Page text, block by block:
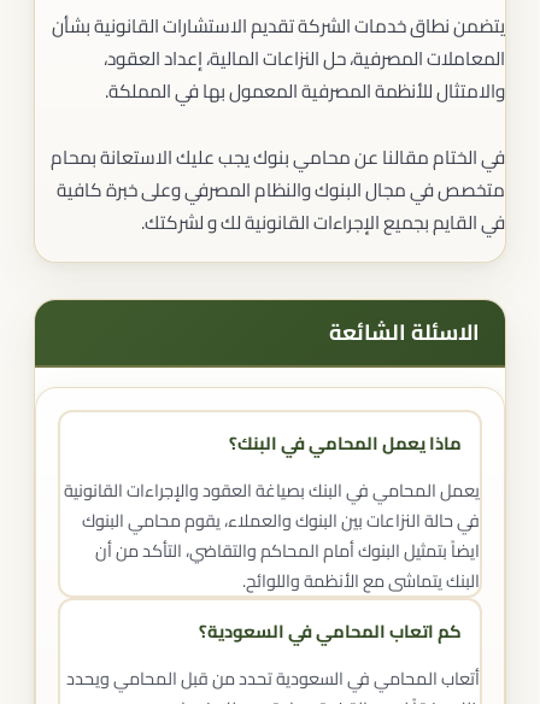
يتضمن نطاق خدمات الشركة تقديم الاستشارات القانونية بشأن
المعاملات المصرفية، حل النزاعات المالية، إعداد العقود،
والامتثال للأنظمة المصرفية المعمول بها في المملكة.
في الختام مقالنا عن محامي بنوك يجب عليك الاستعانة بمحام
متخصص في مجال البنوك والنظام المصرفي وعلى خبرة كافية
في القايم بجميع الإجراءات القانونية لك و لشركتك.
الاسئلة الشائعة
ماذا يعمل المحامي في البنك؟
يعمل المحامي في البنك بصياغة العقود والإجراءات القانونية
في حالة النزاعات بين البنوك والعملاء، يقوم محامي البنوك
ايضاً بتمثيل البنوك أمام المحاكم والتقاضي، التأكد من أن
البنك يتماشى مع الأنظمة واللوائح.
كم اتعاب المحامي في السعودية؟
أتعاب المحامي في السعودية تحدد من قبل المحامي ويحدد